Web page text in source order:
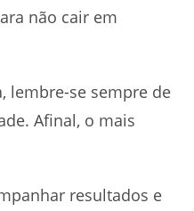
não cair em
lembre-se sempre de
Afinal, o mais
resultados e